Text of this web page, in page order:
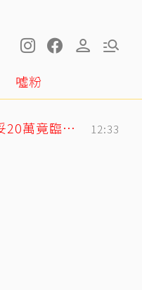
噓粉
蕭敬騰日料店遭房東大漲租！月租15萬飆23萬 談妥20萬竟臨時反悔不續租 12:33